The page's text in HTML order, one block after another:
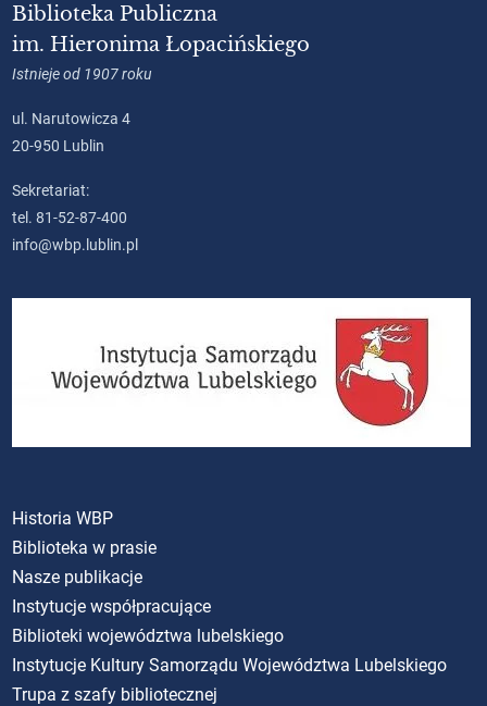
Biblioteka Publiczna
im. Hieronima Łopacińskiego
Istnieje od 1907 roku
ul. Narutowicza 4
20-950 Lublin
Sekretariat:
tel. 81-52-87-400
info@wbp.lublin.pl
Historia WBP
Biblioteka w prasie
Nasze publikacje
Instytucje współpracujące
Biblioteki województwa lubelskiego
Instytucje Kultury Samorządu Województwa Lubelskiego
Trupa z szafy bibliotecznej